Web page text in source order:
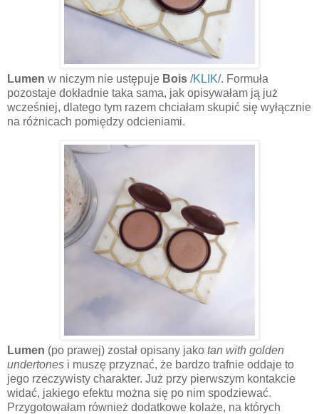
Lumen w niczym nie ustępuje Bois /KLIK/. Formuła
pozostaje dokładnie taka sama, jak opisywałam ją już
wcześniej, dlatego tym razem chciałam skupić się wyłącznie
na różnicach pomiędzy odcieniami.
Lumen (po prawej) został opisany jako tan with golden
undertones i muszę przyznać, że bardzo trafnie oddaje to
jego rzeczywisty charakter. Już przy pierwszym kontakcie
widać, jakiego efektu można się po nim spodziewać.
Przygotowałam również dodatkowe kolaże, na których